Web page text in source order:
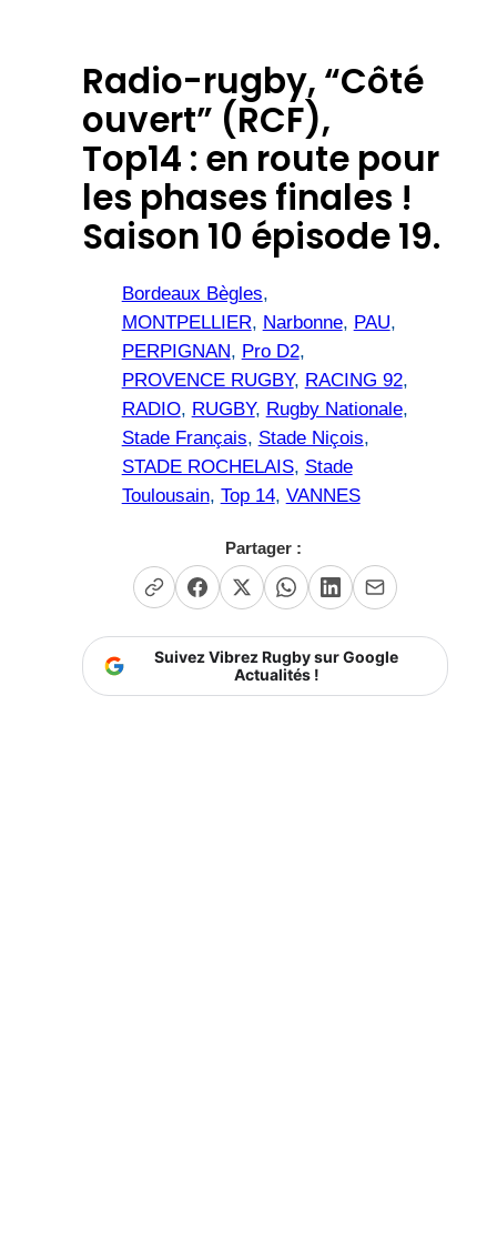
Radio-rugby, “Côté
ouvert” (RCF),
Top14 : en route pour
les phases finales !
Saison 10 épisode 19.
Bordeaux Bègles
MONTPELLIER, Narbonne, PAU
PERPIGNAN, Pro D2
PROVENCE RUGBY, RACING 92
RADIO, RUGBY, Rugby Nationale
Stade Français, Stade Niçois
STADE ROCHELAIS, Stade
Toulousain, Top 14, VANNES
Partager :
Suivez Vibrez Rugby sur Google
Actualités !